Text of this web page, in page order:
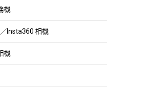
機
／Insta360 相機
機